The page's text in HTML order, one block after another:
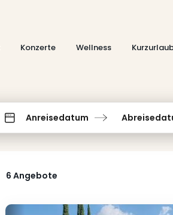
Konzerte Wellness
Anreisedatum
6 Angebote